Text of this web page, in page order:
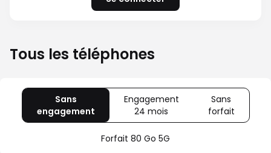
Tous les téléphones
Sans
engagement
80
Go
Engagement
24 mois
Offre
spéciale
Sans
forfait
Sans
Forfait 80 Go 5G